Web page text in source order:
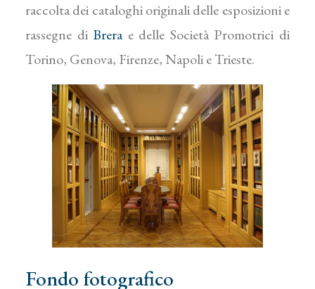
raccolta dei cataloghi originali delle esposizioni e
rassegne di Brerae delle Società Promotrici di
Torino, Genova, Firenze, Napoli e Trieste.
Fondo fotografico